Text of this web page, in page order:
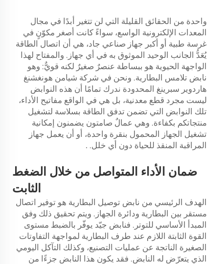
واحدة من الحقائق القليلة التي لن تتغير أبدًا في مجال
المعدات الإلكترونية الواسع، سواءً كانت أصغر مكوّنٍ في
غرسة طبية أو أكبر جهاز صناعي جاد، هي أن اتصال الطاقة
يُعَدُّ الجانب الوحيد الموثوق به في أي جهاز. والمفتاح لهذا
الواجهة الحيوية هو ببساطة عنصرٌ صغيرٌ لكنه قويٌّ: وهو
نابض تلامس البطارية. ونحن في شركة شيامن هونغشنغ
هاردوير سبرينغ المحدودة ندرك تمامًا أن هذه النوابض
ليست مجرد قطع معدنية، بل هي في الواقع مفاتيح الأداء،
تلك النوابض التي تضمن تدفق الطاقة بسلاسة لتشغيل
منتجاتكم بكفاءة. وهي عمالٌ صامتون يضمنون إمكانية
تشغيل الجهاز المحمول بنقرة واحدة، أو أن يعمل جهاز
المراقبة المنقذ للحياة دون أي خلل. .
ضمان الأداء المتواصل من خلال الضغط
الثابت
الهدف الرئيسي من نابض توصيل البطارية هو توفير اتصال
مستقر بين البطارية ودائرة الجهاز. ويتم تحقيق ذلك وفق
المبدأ الأساسي للتوتر. فنابض جيّد يوفّر بالضبط مستوى
القوة الثابتة اللازم عند طرف البطارية لمواجهة التفاوتات
الصغيرة الناتجة عن عمليات التصنيع، وكذلك التآكل اليومي
الذي يتعرّض له النابض. فقد يكون هذا النابض جزءًا من